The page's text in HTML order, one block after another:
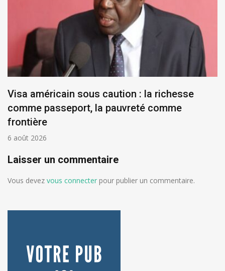
Visa américain sous caution : la richesse
comme passeport, la pauvreté comme
frontière
6 août 2026
Laisser un commentaire
Vous devez vous connecter pour publier un commentaire.